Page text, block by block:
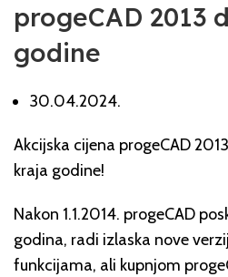
progeCAD 2013
godine
30.04.2024.
Akcijska cijena progeCAD
kraja godine!
Nakon 1.1.2014. progeCAD
godina, radi izlaska nove
funkcijama, ali kupnjom